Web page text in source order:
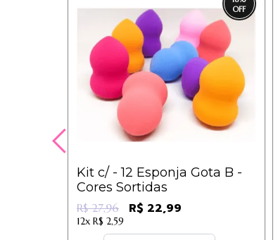
Kit c/ - 12 Esponja Gota B -
Cores Sortidas
R$ 27,96 R$ 22,99
12x R$ 2,59